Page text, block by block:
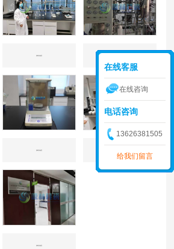
源林实验室
源林实验室
在线客服
在线咨询
电话咨询
13626381505
给我们留言